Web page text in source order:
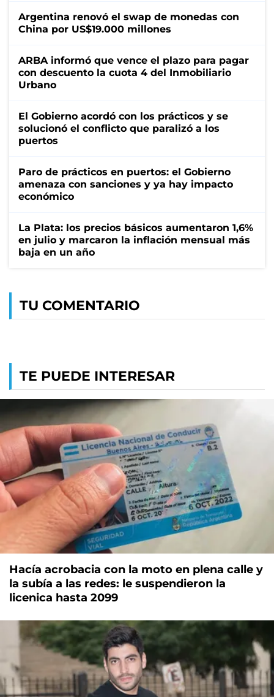
Argentina renovó el swap de monedas con
China por US$19.000 millones
ARBA informó que vence el plazo para pagar
con descuento la cuota 4 del Inmobiliario
Urbano
El Gobierno acordó con los prácticos y se
solucionó el conflicto que paralizó a los
puertos
Paro de prácticos en puertos: el Gobierno
amenaza con sanciones y ya hay impacto
económico
La Plata: los precios básicos aumentaron 1,6%
en julio y marcaron la inflación mensual más
baja en un año
TU COMENTARIO
TE PUEDE INTERESAR
Hacía acrobacia con la moto en plena calle y
la subía a las redes: le suspendieron la
licenica hasta 2099